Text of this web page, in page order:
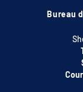
Bureau